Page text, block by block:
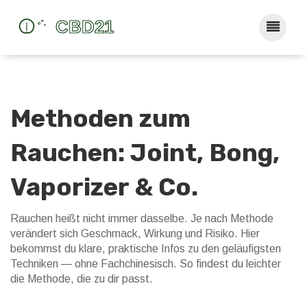
Methoden zum
Rauchen: Joint, Bong,
Vaporizer & Co.
Rauchen heißt nicht immer dasselbe. Je nach Methode
verändert sich Geschmack, Wirkung und Risiko. Hier
bekommst du klare, praktische Infos zu den geläufigsten
Techniken — ohne Fachchinesisch. So findest du leichter
die Methode, die zu dir passt.